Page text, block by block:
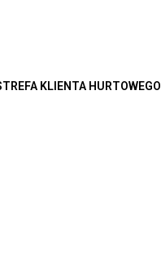
KLIENTA HURTOWEGO